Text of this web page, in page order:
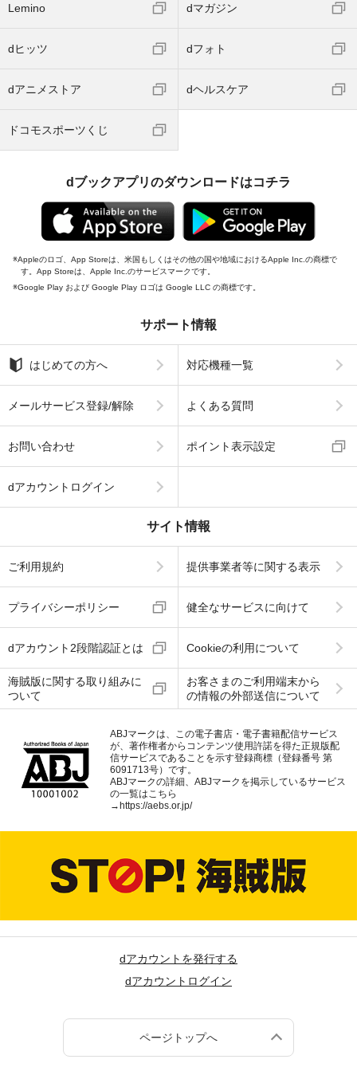
Lemino dマガジン
dヒッツ dフォト
dアニメストア dヘルスケア
ドコモスポーツくじ
dブックアプリのダウンロードはコチラ
Appleのロゴ、App Storeは、米国もしくはその他の国や地域におけるApple Inc.の商標で
す。App Storeは、Apple Inc.のサービスマークです。
Google Play および Google Play ロゴは Google LLC の商標です。
サポート情報
はじめての方へ 対応機種一覧
メールサービス登録/解除 よくある質問
お問い合わせ ポイント表示設定
dアカウントログイン
サイト情報
ご利用規約 提供事業者等に関する表示
プライバシーポリシー 健全なサービスに向けて
dアカウント2段階認証とは Cookieの利用について
海賊版に関する取り組みに
ついて
お客さまのご利用端末から
の情報の外部送信について
ABJマークは、この電子書店・電子書籍配信サービス
が、著作権者からコンテンツ使用許諾を得た正規版配
信サービスであることを示す登録商標（登録番号 第
6091713号）です。
ABJマークの詳細、ABJマークを掲示しているサービス
の一覧はこちら
→https://aebs.or.jp/
dアカウントを発行する
dアカウントログイン
ページトップへ